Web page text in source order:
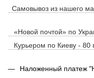
Самовывоз из нашего
«Новой почтой» по
Курьером по Киеву - 80
Наложенный платеж